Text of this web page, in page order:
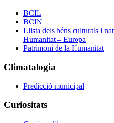
BCIL
BCIN
Llista dels béns culturals i
Humanitat – Europa
Patrimoni de la Humanitat
Climatalogia
Predicció municipal
Curiositats